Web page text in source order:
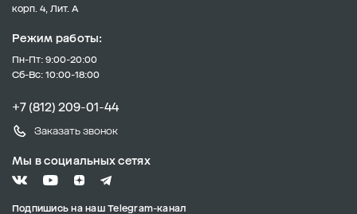
корп. 4, Лит. А
Режим работы:
Пн-Пт: 9:00-20:00
Сб-Вс: 10:00-18:00
+7 (812) 209-01-44
Заказать звонок
Мы в социальных сетях
Подпишись на наш Telegram-канал